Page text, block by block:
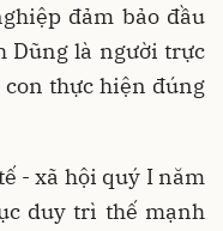
đảm bảo đầu
Dũng là người trực
thực hiện đúng
- xã hội quý I năm
duy trì thế mạnh